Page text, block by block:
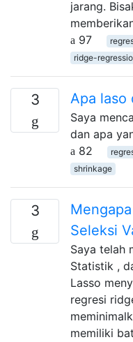
jarang.
97
ridge-
3 Apa laso
Saya
dan apa
82
shrinkage
3
Seleksi
Saya telah
Statistik ,
Lasso
regresi
memiliki